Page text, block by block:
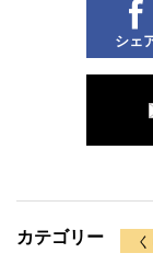
シェ
カテゴリー